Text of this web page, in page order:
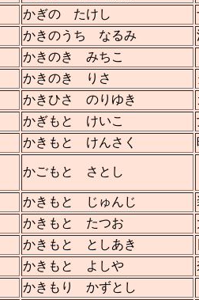
かぎの たけし
かきのうち なるみ
かきのき みちこ
かきのき りさ
かきひさ のりゆき
かぎもと けいこ
かきもと けんさく
かごもと さとし
かきもと じゅんじ
かきもと たつお
かきもと としあき
かきもと よしや
かきもり かずとし